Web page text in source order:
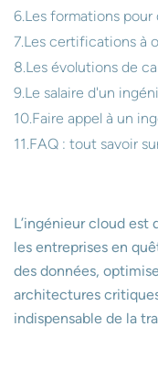
Les formations
Les certifications à
Les évolutions de
Le salaire d'un
Faire appel à un
FAQ : tout savoir
L’ingénieur cloud
les entreprises en
des données,
architectures
indispensable de la